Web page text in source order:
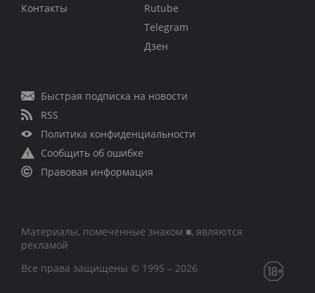
Контакты
Rutube
Telegram
Дзен
Быстрая подписка на новости
RSS
Политика конфиденциальности
Сообщить об ошибке
Правовая информация
Материалы, помеченные знаком ■, являются
рекламой
Все права защищены © 1995 – 2026